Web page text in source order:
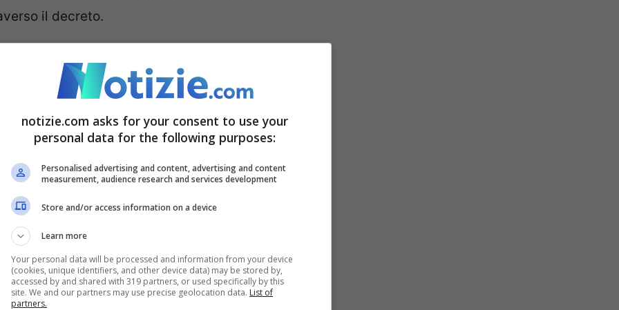
il decreto.
per il calcolo: pubblicato
del Presidente del Consiglio dei
utilizzato per accedere ad una serie di bonus
Universale, i bonus sociali e la Carta
notizie.com asks for your consent to use your
personal data for the following purposes:
Personalised advertising and content, advertising and content
measurement, audience research and services development
Store and/or access information on a device
Learn more
Your personal data will be processed and information from your device
(cookies, unique identifiers, and other device data) may be stored by,
accessed by and shared with 319 partners, or used specifically by this
site. We and our partners may use precise geolocation data. List of
partners.